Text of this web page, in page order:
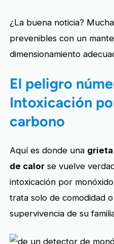
¿La buena noticia?
prevenibles con un
dimensionamiento
El peligro
Intoxicación
carbono
Aquí es donde una
de calor se vuelve
intoxicación por
trata solo de comodidad
supervivencia de su